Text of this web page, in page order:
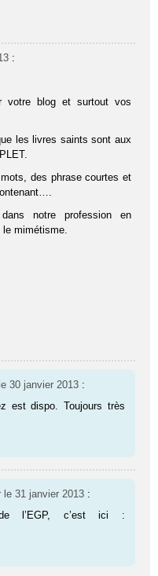
:
votre blog et surtout vos
les livres saints sont aux
des phrase courtes et
notre profession en
mimétisme.
le 30 janvier 2013 :
est dispo. Toujours très
le 31 janvier 2013 :
l’EGP, c’est ici :